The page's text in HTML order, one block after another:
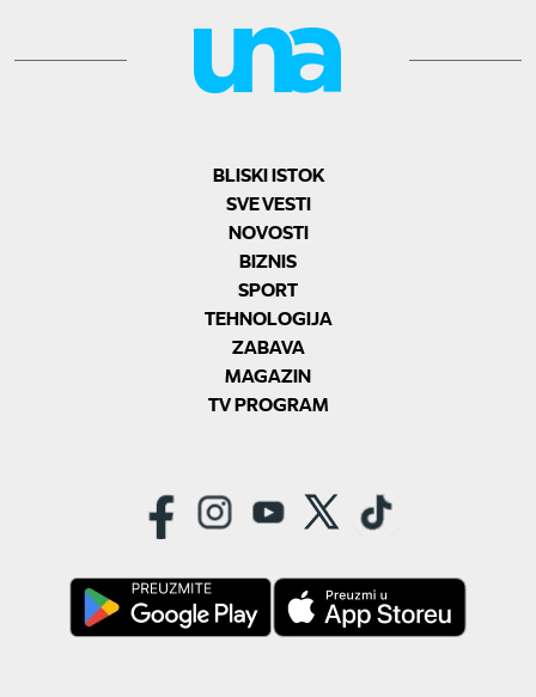
BLISKI ISTOK
SVE VESTI
NOVOSTI
BIZNIS
SPORT
TEHNOLOGIJA
ZABAVA
MAGAZIN
TV PROGRAM